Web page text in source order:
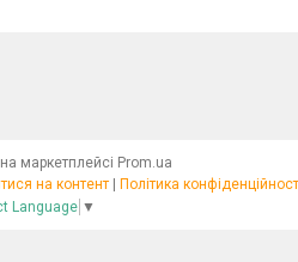
маркетплейсі Prom.ua
на контент
Політика
Language ▼